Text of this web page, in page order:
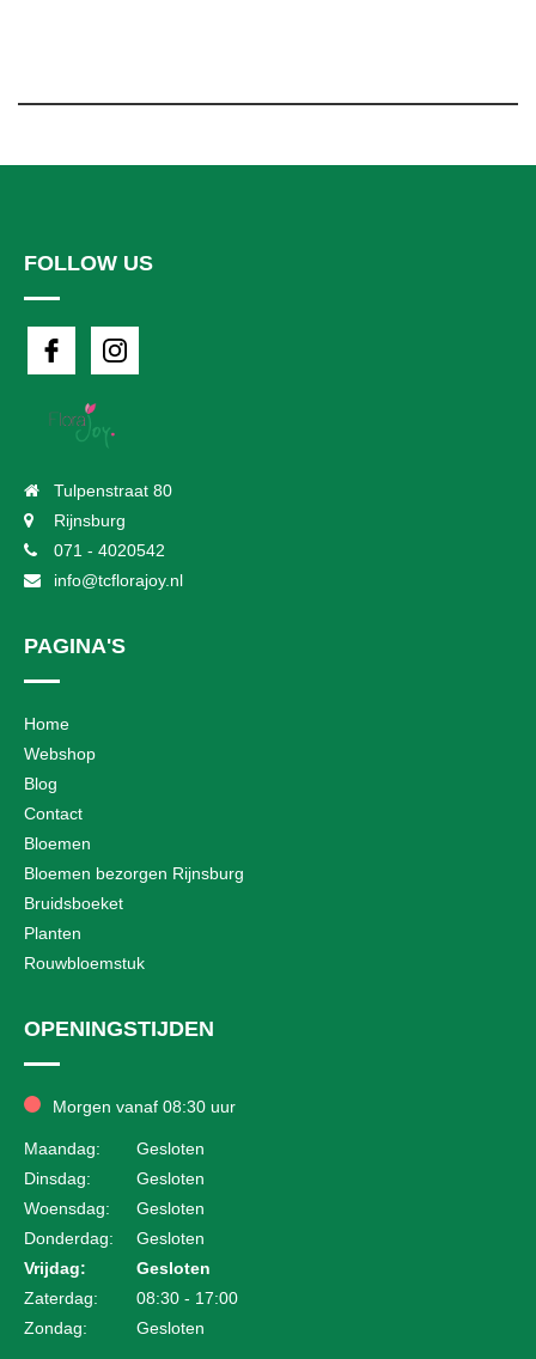
FOLLOW US
Tulpenstraat 80
Rijnsburg
071 - 4020542
info@tcflorajoy.nl
PAGINA'S
Home
Webshop
Blog
Contact
Bloemen
Bloemen bezorgen Rijnsburg
Bruidsboeket
Planten
Rouwbloemstuk
OPENINGSTIJDEN
Morgen vanaf 08:30 uur
Maandag:
Gesloten
Dinsdag:
Gesloten
Woensdag:
Gesloten
Donderdag:
Gesloten
Vrijdag:
Gesloten
Zaterdag:
08:30 - 17:00
Zondag:
Gesloten